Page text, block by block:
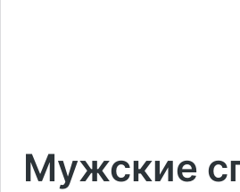
Мужские